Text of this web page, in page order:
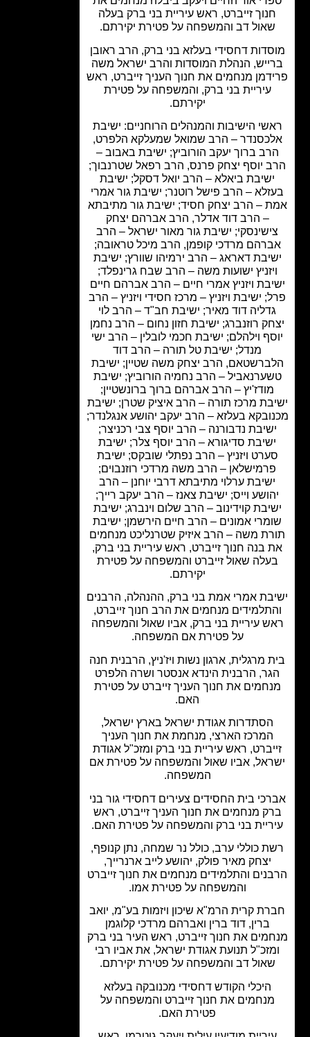
זייברט, ראש עיריית בני ברק בעלה
דב והמשפחה על פטירת יקירתם.
דחסידי בעלזא בני ברק, הרב ראובן
הנהלת המוסדות והרב ישראל משה
מנחמים את חנוך העניך זייברט, ראש
עיריית בני ברק, והמשפחה על פטירת
הישיבות והמנהלים הרוחניים: ישיבת
– הרב שמואל שמעלקא הלפרט,
ברוך יעקב הורוביץ; ישיבת באבוב –
יוסף יצחק פרנס, הרב רפאל שטרנבוך;
ביאלא – הרב יואל דסקל; ישיבת
– הרב פישל רוטנר; ישיבת גור אמרי
– הרב יצחק חסיד; ישיבת גור מתיבתא
– הרב דוד אדלר, הרב אברהם יצחק
ישיבת גור מאור ישראל – הרב
מרדכי קופמן, הרב מיכל טראובה;
דאראג – הרב ירמיהו שוורץ; ישיבת
ישועות משה – הרב שבח גרינפלד;
ויזניץ אמרי חיים – הרב אברהם חיים
ישיבת ויזניץ – מרכז חסידי ויזניץ – הרב
דוד מאיר; ישיבת חב"ד – הרב לוי
רוזנברג; ישיבת חזון נחום – הרב נחמן
וילהלם; ישיבת חכמי לובלין – הרב ישי
מנדל; ישיבת טל תורה – הרב דוד
הרב יצחק משה שטיין; ישיבת
– הרב נחמיה הורוביץ; ישיבת
מודז'יץ – הרב אברהם ברוך ברונשטיין;
מרכז תורה – הרב איציק שטרן; ישיבת
בעלזא – הרב יעקב יהושע אנגלנדר;
נדבורנה – הרב יוסף צבי רכניצר;
סדיגורא – הרב יוסף צלר; ישיבת
ויזניץ – הרב נפתלי שובקס; ישיבת
– הרב משה מרדכי רוזנבוים;
ערלוי מתיבתא דרבי יוחנן – הרב
וייס; ישיבת צאנז – הרב יעקב רייך;
קוידינוב – הרב שלום וינברג; ישיבת
אמונים – הרב חיים הירשמן; ישיבת
משה – הרב איזיק שטרנליכט מנחמים
בנה חנוך זייברט, ראש עיריית בני ברק,
שאול זייברט והמשפחה על פטירת
אמרי אמת בני ברק, ההנהלה, הרבנים
מנחמים את הרב חנוך זייברט,
עיריית בני ברק, אביו שאול והמשפחה
על פטירת אם המשפחה.
מרגלית, ארגון נשות ויז'ניץ, הרבנית חנה
הרבנית הינדא אנסטר ושרה הלפרט
את חנוך העניך זייברט על פטירת
הסתדרות אגודת ישראל בארץ ישראל,
המרכז הארצי, מנחמת את חנוך העניך
ראש עיריית בני ברק ומזכ"ל אגודת
אביו שאול והמשפחה על פטירת אם
המשפחה.
בית החסידים צעירים דחסידי גור בני
מנחמים את חנוך העניך זייברט, ראש
בני ברק והמשפחה על פטירת האם.
כוללי ערב, כולל נר שמחה, נתן קנופף,
יצחק מאיר פולק, יהושע לייב ארנרייך,
והתלמידים מנחמים את חנוך זייברט
והמשפחה על פטירת אמו.
קרית הרמ"א שיכון ויזמות בע"מ, יואב
ברין, דוד ברין ואברהם מרדכי קלוגמן
את חנוך זייברט, ראש העיר בני ברק
תנועת אגודת ישראל, את אביו רבי
דב והמשפחה על פטירת יקירתם.
היכלי הקודש דחסידי מכנובקה בעלזא
מנחמים את חנוך זייברט והמשפחה על
פטירת האם.